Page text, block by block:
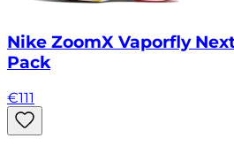
Nike ZoomX Vaporfly
Pack
€111